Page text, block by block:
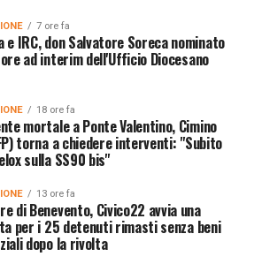
7 ore fa
e IRC, don Salvatore Soreca nominato
ad interim dell'Ufficio Diocesano
18 ore fa
mortale a Ponte Valentino, Cimino
torna a chiedere interventi: "Subito
sulla SS90 bis"
13 ore fa
di Benevento, Civico22 avvia una
per i 25 detenuti rimasti senza beni
dopo la rivolta